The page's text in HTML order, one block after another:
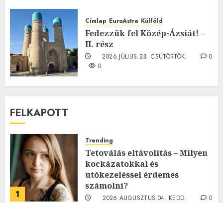
2026.JÚLIUS.23. CSÜTÖRTÖK.
0
Címlap EuroAstra Külföld
Fedezzük fel Közép-Ázsiát! –
II. rész
2026.JÚLIUS.23. CSÜTÖRTÖK.
0
0
FELKAPOTT
1
Trending
Tetoválás eltávolítás – Milyen
kockázatokkal és
utókezeléssel érdemes
számolni?
2026.AUGUSZTUS.04. KEDD.
0